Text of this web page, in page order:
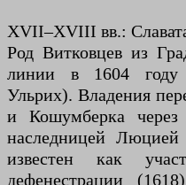
XVII–XVIII вв.:
Род Витковцев из
линии в 1604
Ульрих). Владения
и Кошумберка
наследницей
известен как
дефенестрации